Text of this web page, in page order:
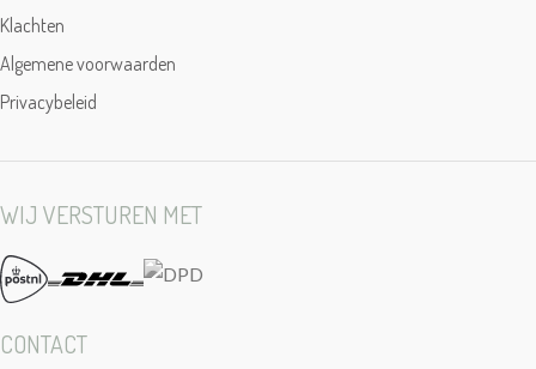
Klachten
Algemene voorwaarden
Privacybeleid
WIJ VERSTUREN MET
CONTACT